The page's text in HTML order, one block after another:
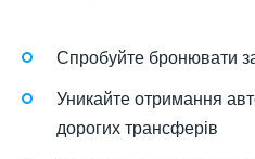
Спробуйте бронювати
Уникайте отримання
дорогих трансферів